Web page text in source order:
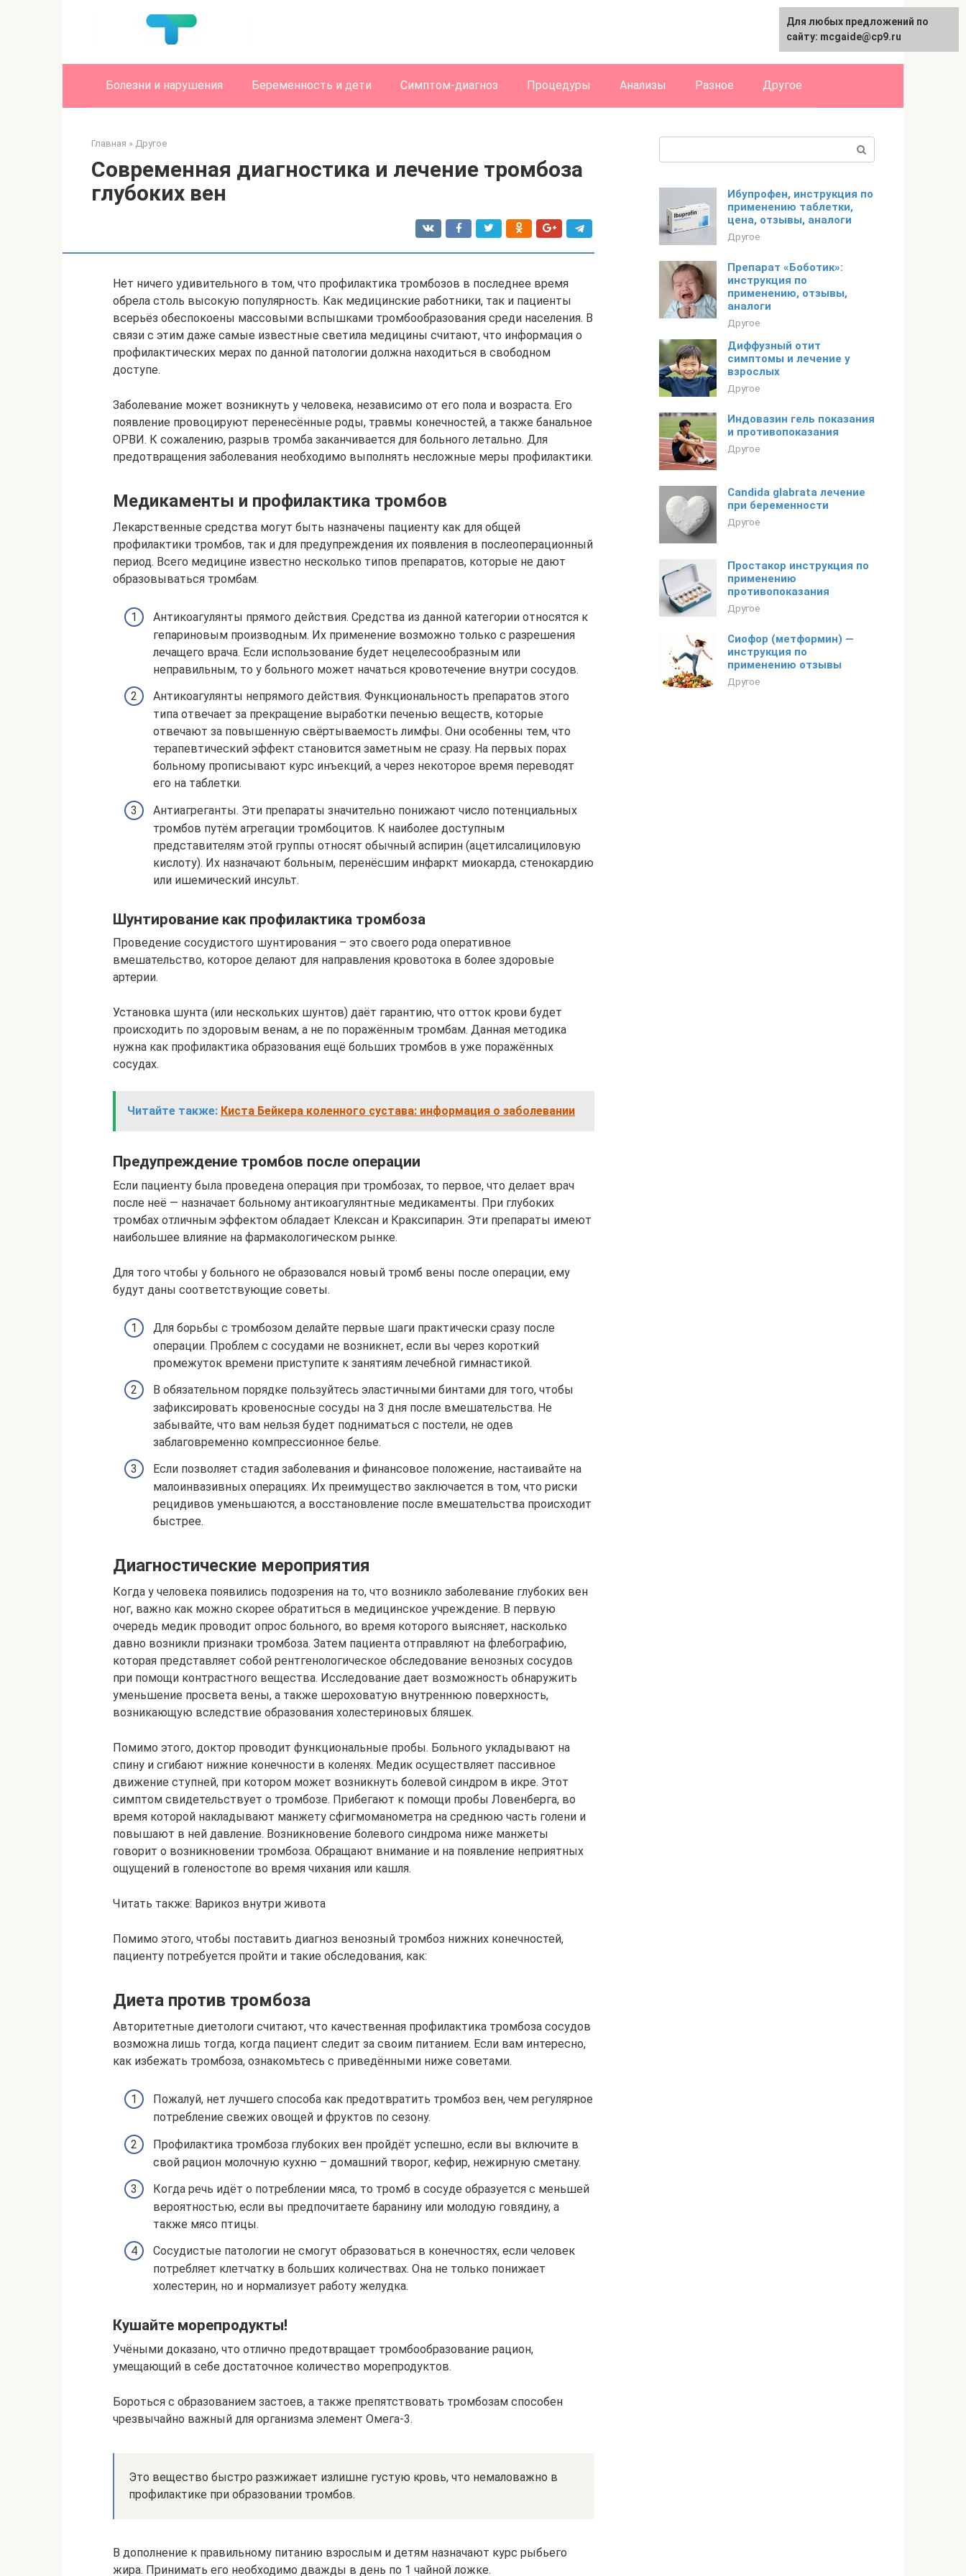
English
Болезни и нарушения Беременность и дети Симптом-диагноз Процедуры Анализы Разное Другое
Главная » Другое
Современная диагностика и лечение тромбоза
глубоких вен
Нет ничего удивительного в том, что профилактика тромбозов в последнее время
обрела столь высокую популярность. Как медицинские работники, так и пациенты
всерьёз обеспокоены массовыми вспышками тромбообразования среди населения. В
связи с этим даже самые известные светила медицины считают, что информация о
профилактических мерах по данной патологии должна находиться в свободном
доступе.
Заболевание может возникнуть у человека, независимо от его пола и возраста. Его
появление провоцируют перенесённые роды, травмы конечностей, а также банальное
ОРВИ. К сожалению, разрыв тромба заканчивается для больного летально. Для
предотвращения заболевания необходимо выполнять несложные меры профилактики.
Медикаменты и профилактика тромбов
Лекарственные средства могут быть назначены пациенту как для общей
профилактики тромбов, так и для предупреждения их появления в послеоперационный
период. Всего медицине известно несколько типов препаратов, которые не дают
образовываться тромбам.
Антикоагулянты прямого действия. Средства из данной категории относятся к
гепариновым производным. Их применение возможно только с разрешения
лечащего врача. Если использование будет нецелесообразным или
неправильным, то у больного может начаться кровотечение внутри сосудов.
Антикоагулянты непрямого действия. Функциональность препаратов этого
типа отвечает за прекращение выработки печенью веществ, которые
отвечают за повышенную свёртываемость лимфы. Они особенны тем, что
терапевтический эффект становится заметным не сразу. На первых порах
больному прописывают курс инъекций, а через некоторое время переводят
его на таблетки.
Антиагреганты. Эти препараты значительно понижают число потенциальных
тромбов путём агрегации тромбоцитов. К наиболее доступным
представителям этой группы относят обычный аспирин (ацетилсалициловую
кислоту). Их назначают больным, перенёсшим инфаркт миокарда, стенокардию
или ишемический инсульт.
Шунтирование как профилактика тромбоза
Проведение сосудистого шунтирования – это своего рода оперативное
вмешательство, которое делают для направления кровотока в более здоровые
артерии.
Установка шунта (или нескольких шунтов) даёт гарантию, что отток крови будет
происходить по здоровым венам, а не по поражённым тромбам. Данная методика
нужна как профилактика образования ещё больших тромбов в уже поражённых
сосудах.
Читайте также: Киста Бейкера коленного сустава: информация о заболевании
Предупреждение тромбов после операции
Если пациенту была проведена операция при тромбозах, то первое, что делает врач
после неё — назначает больному антикоагулянтные медикаменты. При глубоких
тромбах отличным эффектом обладает Клексан и Краксипарин. Эти препараты имеют
наибольшее влияние на фармакологическом рынке.
Для того чтобы у больного не образовался новый тромб вены после операции, ему
будут даны соответствующие советы.
Для борьбы с тромбозом делайте первые шаги практически сразу после
операции. Проблем с сосудами не возникнет, если вы через короткий
промежуток времени приступите к занятиям лечебной гимнастикой.
В обязательном порядке пользуйтесь эластичными бинтами для того, чтобы
зафиксировать кровеносные сосуды на 3 дня после вмешательства. Не
забывайте, что вам нельзя будет подниматься с постели, не одев
заблаговременно компрессионное белье.
Если позволяет стадия заболевания и финансовое положение, настаивайте на
малоинвазивных операциях. Их преимущество заключается в том, что риски
рецидивов уменьшаются, а восстановление после вмешательства происходит
быстрее.
Диагностические мероприятия
Когда у человека появились подозрения на то, что возникло заболевание глубоких вен
ног, важно как можно скорее обратиться в медицинское учреждение. В первую
очередь медик проводит опрос больного, во время которого выясняет, насколько
давно возникли признаки тромбоза. Затем пациента отправляют на флебографию,
которая представляет собой рентгенологическое обследование венозных сосудов
при помощи контрастного вещества. Исследование дает возможность обнаружить
уменьшение просвета вены, а также шероховатую внутреннюю поверхность,
возникающую вследствие образования холестериновых бляшек.
Помимо этого, доктор проводит функциональные пробы. Больного укладывают на
спину и сгибают нижние конечности в коленях. Медик осуществляет пассивное
движение ступней, при котором может возникнуть болевой синдром в икре. Этот
симптом свидетельствует о тромбозе. Прибегают к помощи пробы Ловенберга, во
время которой накладывают манжету сфигмоманометра на среднюю часть голени и
повышают в ней давление. Возникновение болевого синдрома ниже манжеты
говорит о возникновении тромбоза. Обращают внимание и на появление неприятных
ощущений в голеностопе во время чихания или кашля.
Читать также: Варикоз внутри живота
Помимо этого, чтобы поставить диагноз венозный тромбоз нижних конечностей,
пациенту потребуется пройти и такие обследования, как:
Диета против тромбоза
Авторитетные диетологи считают, что качественная профилактика тромбоза сосудов
возможна лишь тогда, когда пациент следит за своим питанием. Если вам интересно,
как избежать тромбоза, ознакомьтесь с приведёнными ниже советами.
Пожалуй, нет лучшего способа как предотвратить тромбоз вен, чем регулярное
потребление свежих овощей и фруктов по сезону.
Профилактика тромбоза глубоких вен пройдёт успешно, если вы включите в
свой рацион молочную кухню – домашний творог, кефир, нежирную сметану.
Когда речь идёт о потреблении мяса, то тромб в сосуде образуется с меньшей
вероятностью, если вы предпочитаете баранину или молодую говядину, а
также мясо птицы.
Сосудистые патологии не смогут образоваться в конечностях, если человек
потребляет клетчатку в больших количествах. Она не только понижает
холестерин, но и нормализует работу желудка.
Кушайте морепродукты!
Учёными доказано, что отлично предотвращает тромбообразование рацион,
умещающий в себе достаточное количество морепродуктов.
Бороться с образованием застоев, а также препятствовать тромбозам способен
чрезвычайно важный для организма элемент Омега-3.
Это вещество быстро разжижает излишне густую кровь, что немаловажно в
профилактике при образовании тромбов.
В дополнение к правильному питанию взрослым и детям назначают курс рыбьего
жира. Принимать его необходимо дважды в день по 1 чайной ложке.
Ибупрофен, инструкция по
применению таблетки,
цена, отзывы, аналоги
Другое
Препарат «Боботик»:
инструкция по
применению, отзывы,
аналоги
Другое
Диффузный отит
симптомы и лечение у
взрослых
Другое
Индовазин гель показания
и противопоказания
Другое
Candida glabrata лечение
при беременности
Другое
Простакор инструкция по
применению
противопоказания
Другое
Сиофор (метформин) —
инструкция по
применению отзывы
Другое
Для любых предложений по
сайту: mcgaide@cp9.ru